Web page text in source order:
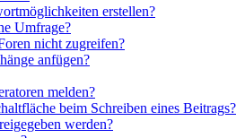
erstellen?
Umfrage?
nicht zugreifen?
anfügen?
melden?
beim Schreiben eines Beitrags?
werden?